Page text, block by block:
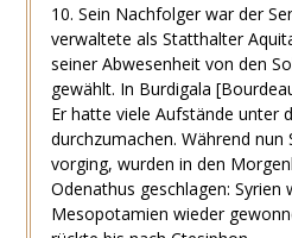
10. Sein Nachfolger war der
verwaltete als Statthalter
seiner Abwesenheit von den
gewählt. In Burdigala
Er hatte viele Aufstände unter
durchzumachen. Während nun
vorging, wurden in den
Odenathus geschlagen: Syrien
Mesopotamien wieder